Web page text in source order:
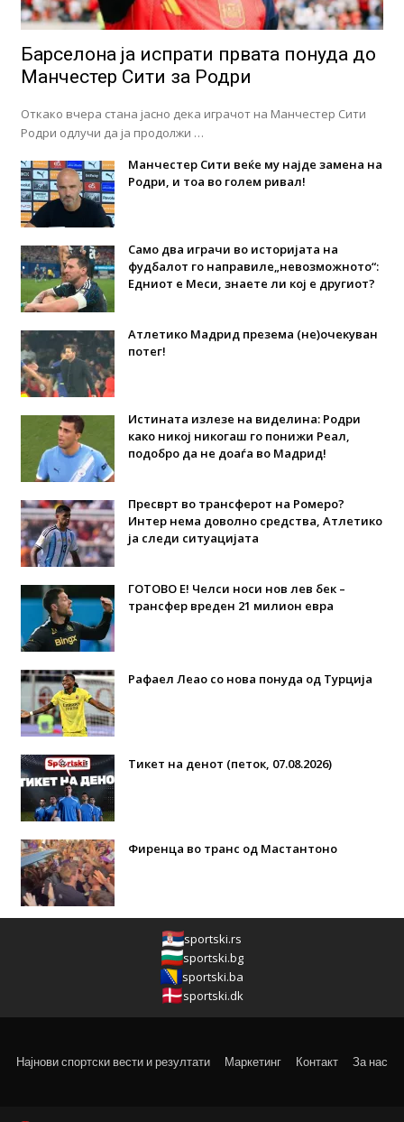
Барселона ја испрати првата понуда до
Манчестер Сити за Родри
Откако вчера стана јасно дека играчот на Манчестер Сити
Родри одлучи да ја продолжи …
Манчестер Сити веќе му најде замена на
Родри, и тоа во голем ривал!
Само два играчи во историјата на
фудбалот го направиле„невозможното“:
Едниот е Меси, знаете ли кој е другиот?
Атлетико Мадрид презема (не)очекуван
потег!
Истината излезе на виделина: Родри
како никој никогаш го понижи Реал,
подобро да не доаѓа во Мадрид!
Пресврт во трансферот на Ромеро?
Интер нема доволно средства, Атлетико
ја следи ситуацијата
ГОТОВО Е! Челси носи нов лев бек –
трансфер вреден 21 милион евра
Рафаел Леао со нова понуда од Турција
Тикет на денот (петок, 07.08.2026)
Фиренца во транс од Мастантоно
sportski.rs
sportski.bg
sportski.ba
sportski.dk
Најнови спортски вести и резултати Маркетинг Контакт За нас